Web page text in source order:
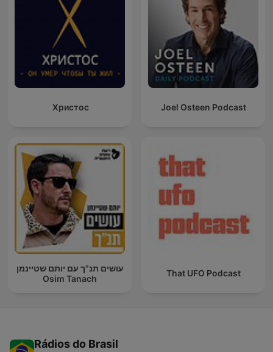
Христос Joel Osteen Podcast
עושים תנ"ך עם יותם שטיינמן
Osim Tanach
That UFO Podcast
Rádios do Brasil